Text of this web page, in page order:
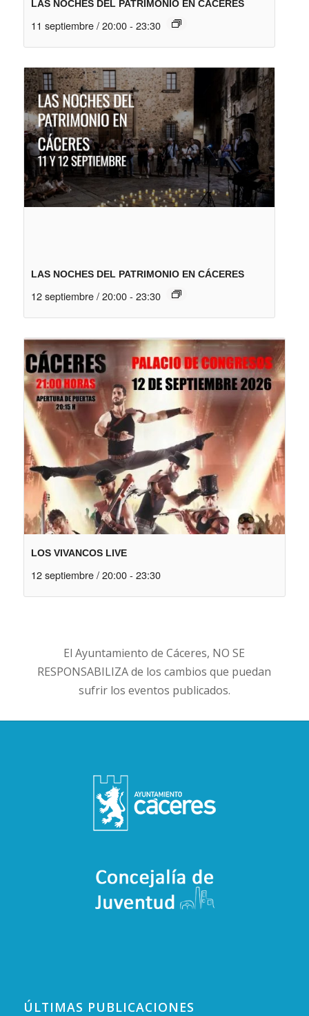
LAS NOCHES DEL PATRIMONIO EN CÁCERES
11 septiembre / 20:00 - 23:30
LAS NOCHES DEL PATRIMONIO EN CÁCERES
12 septiembre / 20:00 - 23:30
LOS VIVANCOS LIVE
12 septiembre / 20:00 - 23:30
El Ayuntamiento de Cáceres, NO SE
RESPONSABILIZA de los cambios que puedan
sufrir los eventos publicados.
ÚLTIMAS PUBLICACIONES